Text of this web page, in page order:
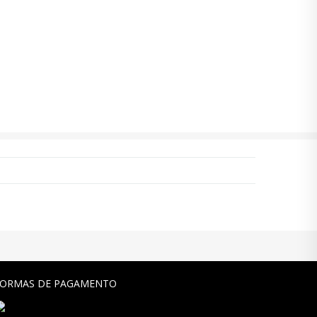
DE PAGAMENTO